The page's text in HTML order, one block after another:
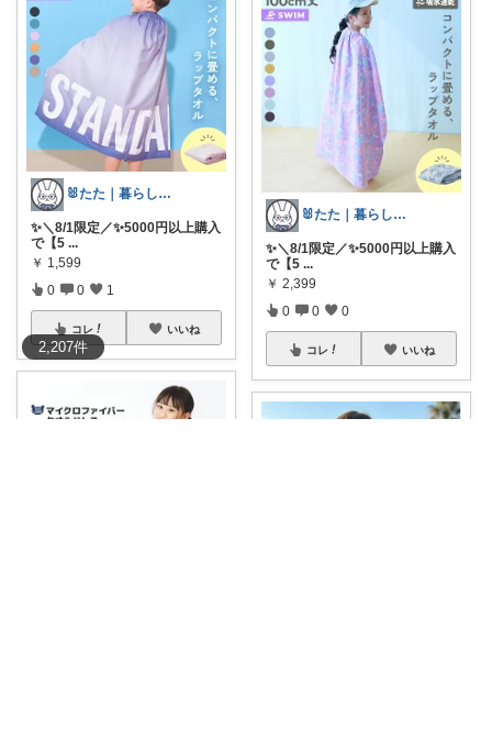
2,207件
🐰たた｜暮らしと子育て
✨＼8/1限定／✨5000円以上購入
で【5 ...
￥ 1,599
0 0 1
コレ いいね
🐰たた｜暮らしと子育て
✨＼8/1限定／✨5000円以上購入
で【5 ...
￥ 2,399
0 0 0
コレ いいね